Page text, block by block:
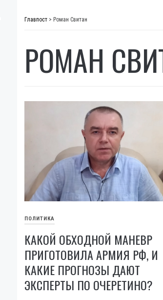
Главпост > Роман Свитан
РОМАН
ПОЛИТИКА
КАКОЙ ОБХОДНОЙ МАНЕВР
ПРИГОТОВИЛА АРМИЯ РФ, И
КАКИЕ ПРОГНОЗЫ ДАЮТ
ЭКСПЕРТЫ ПО ОЧЕРЕТИНО?